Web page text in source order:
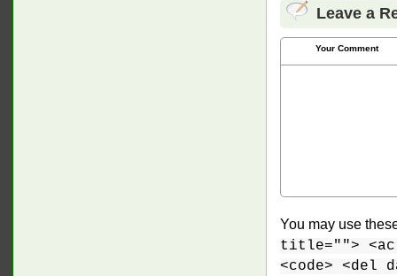
Leave a
Your Comment
You may use
title="">
<code> <del